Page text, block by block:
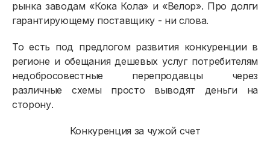
рынка заводам «Кока Кола» и «Велор». Про долги
гарантирующему поставщику - ни слова.
То есть под предлогом развития конкуренции в
регионе и обещания дешевых услуг потребителям
недобросовестные перепродавцы через
различные схемы просто выводят деньги на
сторону.
Конкуренция за чужой счет
Физическим лицам